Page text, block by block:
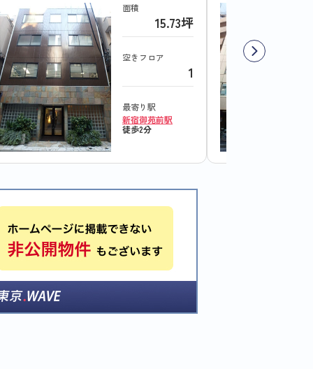
面積
15.73坪
空きフロア
1
最寄り駅
新宿御苑前駅
徒歩2分